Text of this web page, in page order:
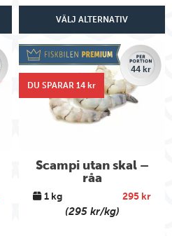
VÄLJ ALTERNATIV
44 kr
DU SPARAR 14 kr
Scampi utan skal –
råa
1 kg 295 kr
(295 kr/kg)